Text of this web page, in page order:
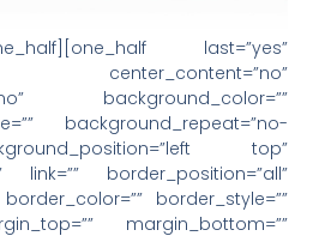
last=”yes”
center_content=”no”
background_color=””
background_repeat=”no-
top”
link=”” border_position=”all”
border_style=””
margin_bottom=””